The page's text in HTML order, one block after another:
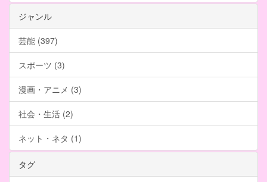
ジャンル
芸能 (397)
スポーツ (3)
漫画・アニメ (3)
社会・生活 (2)
ネット・ネタ (1)
タグ